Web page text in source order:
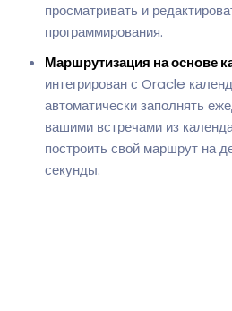
просматривать и
программирования.
Маршрутизация на основе
интегрирован с Oracle
автоматически заполнять
вашими встречами из
построить свой маршрут на
секунды.